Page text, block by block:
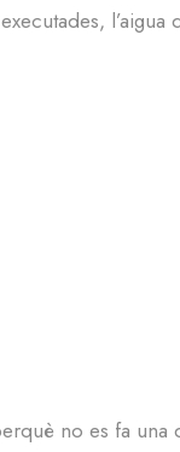
no es fa